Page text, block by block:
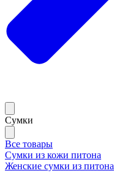
Сумки
Все товары
Сумки из кожи питона
Женские сумки из питона